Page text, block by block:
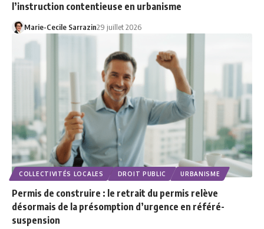
l’instruction contentieuse en urbanisme
Marie-Cecile Sarrazin29 juillet 2026
COLLECTIVITÉS LOCALES DROIT PUBLIC URBANISME
Permis de construire : le retrait du permis relève
désormais de la présomption d’urgence en référé-
suspension